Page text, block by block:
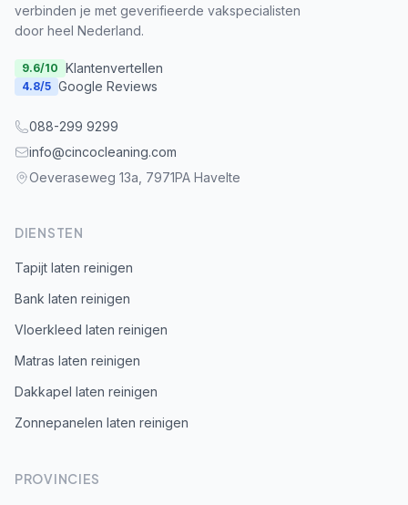
verbinden je met geverifieerde vakspecialisten
door heel Nederland.
9.6/10 Klantenvertellen
4.8/5 Google Reviews
088-299 9299
info@cincocleaning.com
Oeveraseweg 13a, 7971PA Havelte
DIENSTEN
Tapijt laten reinigen
Bank laten reinigen
Vloerkleed laten reinigen
Matras laten reinigen
Dakkapel laten reinigen
Zonnepanelen laten reinigen
PROVINCIES